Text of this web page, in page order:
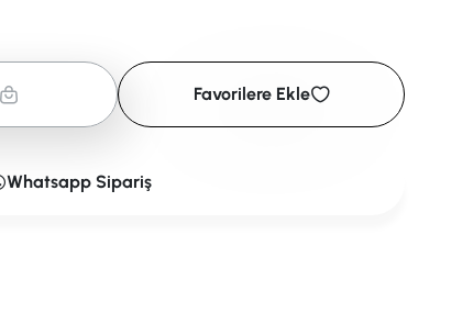
Favorilere Ekle
Whatsapp Sipariş